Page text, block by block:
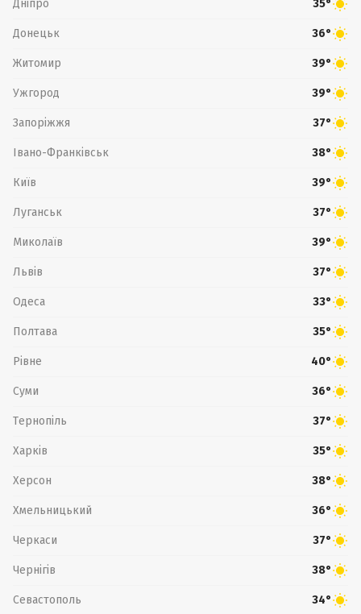
Дніпро 35°
Донецьк 36°
Житомир 39°
Ужгород 39°
Запоріжжя 37°
Івано-Франківськ 38°
Київ 39°
Луганськ 37°
Миколаїв 39°
Львів 37°
Одеса 33°
Полтава 35°
Рівне 40°
Суми 36°
Тернопіль 37°
Харків 35°
Херсон 38°
Хмельницький 36°
Черкаси 37°
Чернігів 38°
Севастополь 34°